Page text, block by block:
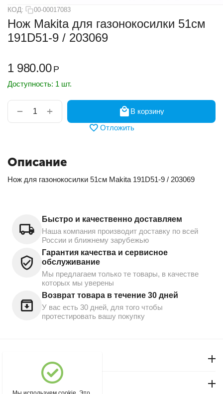
КОД: 00-00017083
Нож Makita для газонокосилки 51см
191D51-9 / 203069
1 980.00 Р
Доступность: 1 шт.
+
−
В корзину
Отложить
Описание
Нож для газонокосилки 51см Makita 191D51-9 / 203069
Быстро и качественно доставляем
Наша компания производит доставку по всей
России и ближнему зарубежью
Гарантия качества и сервисное
обслуживание
Мы предлагаем только те товары, в качестве
которых мы уверены
Возврат товара в течение 30 дней
У вас есть 30 дней, для того чтобы
протестировать вашу покупку
Магазин "Северный"